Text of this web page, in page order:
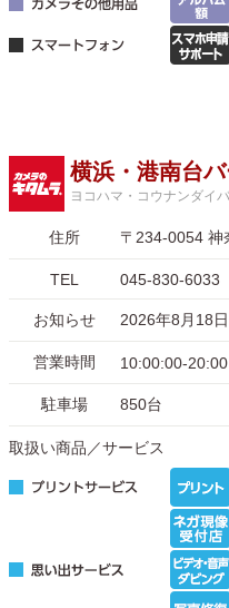
横浜・港南台
ヨコハマ・コウナンダイ
住所 〒234-0054 神
TEL 045-830-6033
お知らせ 2026年8月18
営業時間 10:00:00-
駐車場 850台
取扱い商品／サービス